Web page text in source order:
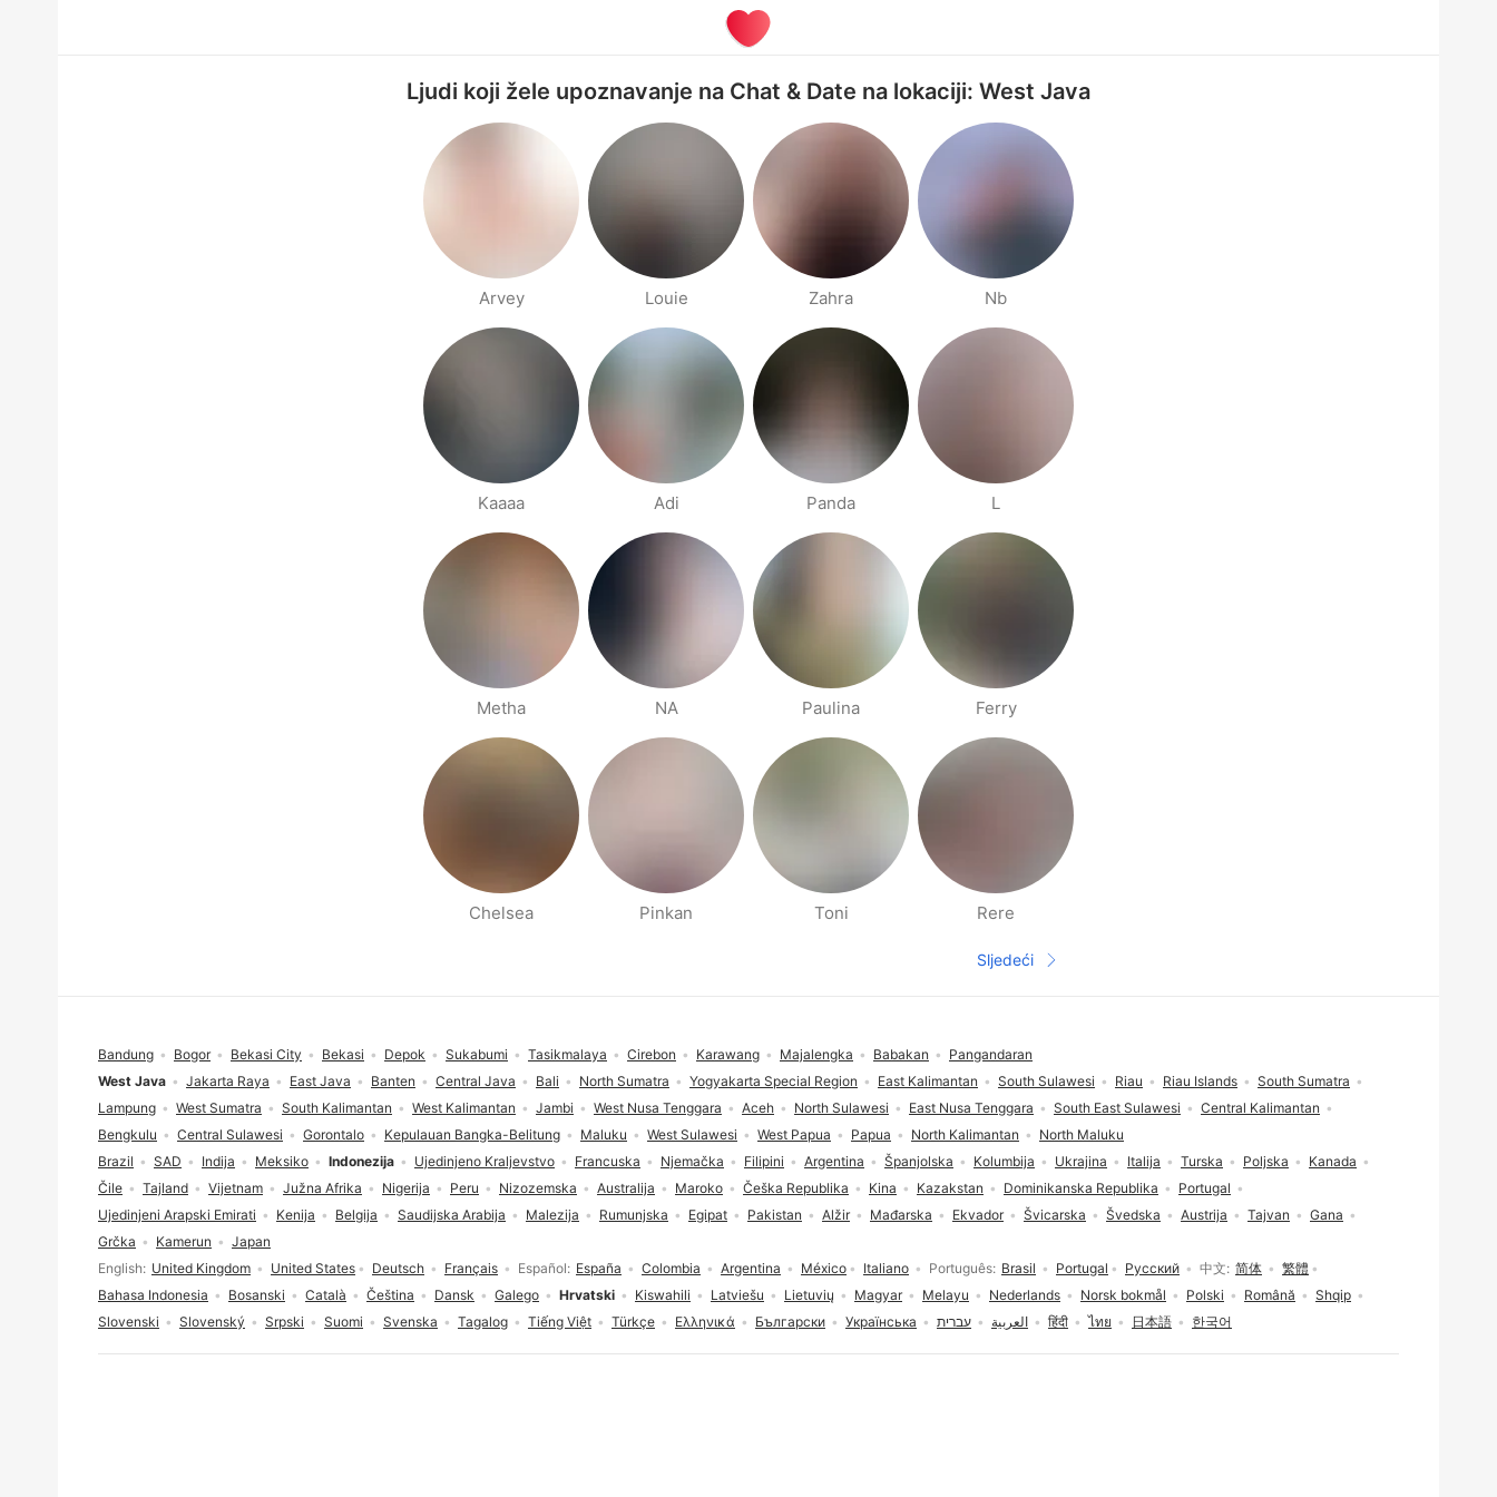
Ljudi koji žele upoznavanje na Chat & Date na lokaciji: West Java
Arvey Louie Zahra Nb
Kaaaa Adi Panda L
Metha NA Paulina Ferry
Chelsea Pinkan Toni Rere
Sljedeća stranica
Sljedeći
Odabir jezika
English United Kingdom United States Deutsch Français Español España Colombia Argentina México Italiano Português Brasil Portugal Русский 中文 简体
繁體
Bahasa Indonesia
Bosanski Català Čeština Dansk Galego Hrvatski Kiswahili Latviešu Lietuvių Magyar Melayu Nederlands Norsk bokmål Polski Română
Shqip
Slovenski
Slovenský Srpski Suomi Svenska Tagalog Tiếng Việt Türkçe Ελληνικά Български Українська עברית العربية हिंदी ไทย 日本語 한국어
Brazil SAD Indija Meksiko Indonezija Ujedinjeno Kraljevstvo Francuska Njemačka Filipini Argentina Španjolska Kolumbija Ukrajina Italija Turska Poljska
Kanada
Čile
Tajland Vijetnam Južna Afrika Nigerija Peru Nizozemska Australija Maroko Češka Republika Kina Kazakstan Dominikanska Republika
Portugal
Ujedinjeni Arapski Emirati
Kenija Belgija Saudijska Arabija Malezija Rumunjska Egipat Pakistan Alžir Mađarska Ekvador Švicarska Švedska Austrija Tajvan
Gana
Grčka
Kamerun Japan
West Java Jakarta Raya East Java Banten Central Java Bali North Sumatra Yogyakarta Special Region East Kalimantan South Sulawesi Riau Riau Islands
South Sumatra
Lampung
West Sumatra South Kalimantan West Kalimantan Jambi West Nusa Tenggara Aceh North Sulawesi East Nusa Tenggara South East Sulawesi
Central Kalimantan
Bengkulu
Central Sulawesi Gorontalo Kepulauan Bangka-Belitung Maluku West Sulawesi West Papua Papua North Kalimantan North Maluku
Bandung Bogor Bekasi City Bekasi Depok Sukabumi Tasikmalaya Cirebon Karawang Majalengka Babakan Pangandaran